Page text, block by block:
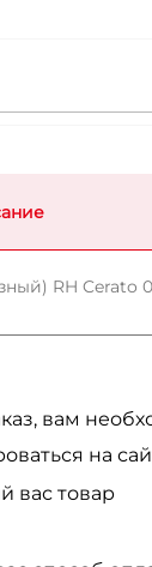
RH Cerato
вам
на
вас товар